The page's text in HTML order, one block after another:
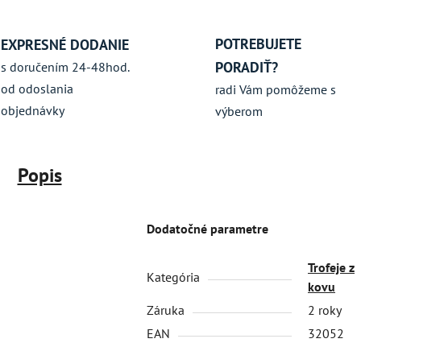
EXPRESNÉ DODANIE
s doručením 24-48hod.
od odoslania
objednávky
POTREBUJETE
PORADIŤ?
radi Vám pomôžeme s
výberom
Popis
Dodatočné parametre
Kategória
Trofeje z
kovu
Záruka
2 roky
EAN
32052